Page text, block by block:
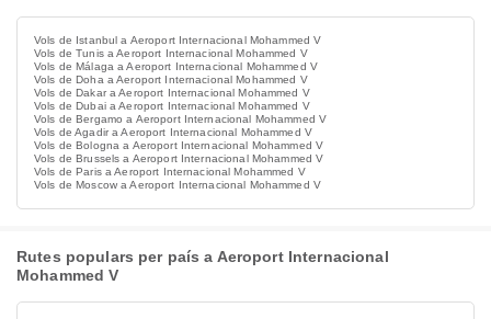
Vols de Istanbul a Aeroport Internacional Mohammed V
Vols de Tunis a Aeroport Internacional Mohammed V
Vols de Málaga a Aeroport Internacional Mohammed V
Vols de Doha a Aeroport Internacional Mohammed V
Vols de Dakar a Aeroport Internacional Mohammed V
Vols de Dubai a Aeroport Internacional Mohammed V
Vols de Bergamo a Aeroport Internacional Mohammed V
Vols de Agadir a Aeroport Internacional Mohammed V
Vols de Bologna a Aeroport Internacional Mohammed V
Vols de Brussels a Aeroport Internacional Mohammed V
Vols de Paris a Aeroport Internacional Mohammed V
Vols de Moscow a Aeroport Internacional Mohammed V
Rutes populars per país a Aeroport Internacional
Mohammed V